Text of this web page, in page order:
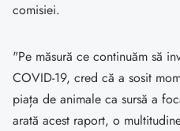
comisiei.
"Pe măsură ce continuăm să
COVID-19, cred că a sosit
piața de animale ca sursă a
arată acest raport, o